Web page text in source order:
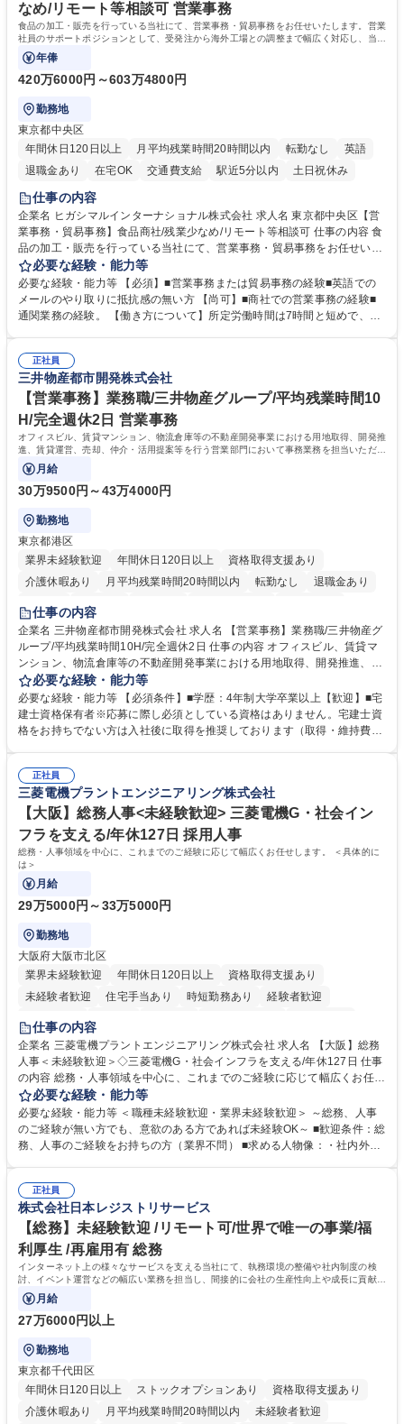
歴・資格 学歴：大学院 大学 高専 短大 語学力： 資格：
なめ/リモート等相談可 営業事務
食品の加工・販売を行っている当社にて、営業事務・貿易事務をお任せいたします。営業
社員のサポートポジションとして、受発注から海外工場との調整まで幅広く対応し、当社
事業の根幹を支えていただきます。
年俸
420万6000円～603万4800円
勤務地
東京都中央区
年間休日120日以上
月平均残業時間20時間以内 転勤なし
英語
退職金あり
在宅OK 交通費支給 駅近5分以内 土日祝休み
仕事の内容
企業名 ヒガシマルインターナショナル株式会社 求人名 東京都中央区【営
業事務・貿易事務】食品商社/残業少なめ/リモート等相談可 仕事の内容 食
品の加工・販売を行っている当社にて、営業事務・貿易事務をお任せいた
します。営業社員のサポートポジションとして、受発注から海外工場との
調整まで幅広く対応し、当社事業の根幹を支えていただきます。 ■受発注
業務、請求書発行 ■海外工場とのスケジュール調整 ■在庫管理 ■輸入書類
の確認・作成 ■配送手配 ■通関業者を通して行う輸出入業全般 ■倉庫との
ルプロデュースしているため、商品に関わる全ての業務をサポート頂きま
す。 募集職種 東京都中央区【営業事務・貿易事務】食品商社/残業少なめ/
リモート等相談可
必要な経験・能力等
必要な経験・能力等 【必須】■営業事務または貿易事務の経験■英語での
メールのやり取りに抵抗感の無い方 【尚可】■商社での営業事務の経験■
通関業務の経験。 【働き方について】所定労働時間は7時間と短めで、残
の強み】1991年の設立以来、外食産業を中心としたお客様の多様なニー
ズに沿った冷凍水産物等の生産・輸入・販売を一貫して手掛けています。
自社工場と海外拠点の強固な連携によるワンストップサービスが最大の強
みです。 学歴・資格 学歴：大学院 大学 語学力：英語 資格：
正社員
三井物産都市開発株式会社
【営業事務】業務職/三井物産グループ/平均残業時間10
H/完全週休2日 営業事務
オフィスビル、賃貸マンション、物流倉庫等の不動産開発事業における用地取得、開発推
進、賃貸運営、売却、仲介・活用提案等を行う営業部門において事務業務を担当いただき
ます。
月給
30万9500円～43万4000円
勤務地
東京都港区
業界未経験歓迎
年間休日120日以上
資格取得支援あり
介護休暇あり
月平均残業時間20時間以内 転勤なし
退職金あり
在宅OK
賞与あり
駅近5分以内
土日祝休み 寮・社宅あり
仕事の内容
企業名 三井物産都市開発株式会社 求人名 【営業事務】業務職/三井物産グ
ループ/平均残業時間10H/完全週休2日 仕事の内容 オフィスビル、賃貸マ
ンション、物流倉庫等の不動産開発事業における用地取得、開発推進、賃
貸運営、売却、仲介・活用提案等を行う営業部門において事務業務を担当
いただきます。 【詳細】・契約書管理、契約書製本、捺印対応、ファイリ
ング、登記簿取得、調書取得・支払業務（各種費用支払、支払管理、請
求・支払データ登録、取引先マスター申請対応）・予算作成及び予実管
の他に担当頂く業務が発生する場合があります。 募集職種 【営業事務】
業務職/三井物産グループ/平均残業時間10H/完全週休2日
必要な経験・能力等
必要な経験・能力等 【必須条件】■学歴：4年制大学卒業以上【歓迎】■宅
建士資格保有者※応募に際し必須としている資格はありません。宅建士資
格をお持ちでない方は入社後に取得を推奨しております（取得・維持費用
ション力がある方。 ・チャレンジを厭わず、粘り強く業務に取り組める
方。多様な関係者と謙虚に信頼関係を構築でき、期限を意識したスケジュ
ール管理が出来る方。※将来的に他部署（営業部門、コーポレート部門）
へのジョブローテーションの可能性があります。 学歴・資格 学歴：大学
院 大学 語学力： 資格：宅地建物取引士
正社員
三菱電機プラントエンジニアリング株式会社
【大阪】総務人事<未経験歓迎> 三菱電機G・社会イン
フラを支える/年休127日 採用人事
総務・人事領域を中心に、これまでのご経験に応じて幅広くお任せします。 ＜具体的に
は＞
月給
29万5000円～33万5000円
勤務地
大阪府大阪市北区
業界未経験歓迎
年間休日120日以上
資格取得支援あり
未経験者歓迎
住宅手当あり 時短勤務あり
経験者歓迎
退職金あり
駅近5分以内
土日祝休み 服装自由 寮・社宅あり 食事補助あり
仕事の内容
企業名 三菱電機プラントエンジニアリング株式会社 求人名 【大阪】総務
人事＜未経験歓迎＞◇三菱電機G・社会インフラを支える/年休127日 仕事
の内容 総務・人事領域を中心に、これまでのご経験に応じて幅広くお任せ
します。 ＜具体的には＞ ・総務/人事労務（給与・社保・勤怠管理など）
・採用・教育研修 ・福利厚生運用 など ※基本的には事務所勤務ですが、
採用や教育等の業務内容により、関西圏以外への日帰り・宿泊を伴う国内
出張もございます。 ※担当業務を持ちつつ、お互いに助け合いながら、総
必要な経験・能力等
必要な経験・能力等 ＜職種未経験歓迎・業界未経験歓迎＞ ～総務、人事
のご経験が無い方でも、意欲のある方であれば未経験OK～ ■歓迎条件：総
務、人事のご経験をお持ちの方（業界不問） ■求める人物像：・社内外の
正社員
株式会社日本レジストリサービス
【総務】未経験歓迎 /リモート可/世界で唯一の事業/福
利厚生 /再雇用有 総務
インターネット上の様々なサービスを支える当社にて、執務環境の整備や社内制度の検
討、イベント運営などの幅広い業務を担当し、間接的に会社の生産性向上や成長に貢献し
ている部署です。
月給
27万6000円以上
勤務地
東京都千代田区
年間休日120日以上
ストックオプションあり
資格取得支援あり
介護休暇あり
月平均残業時間20時間以内
未経験者歓迎